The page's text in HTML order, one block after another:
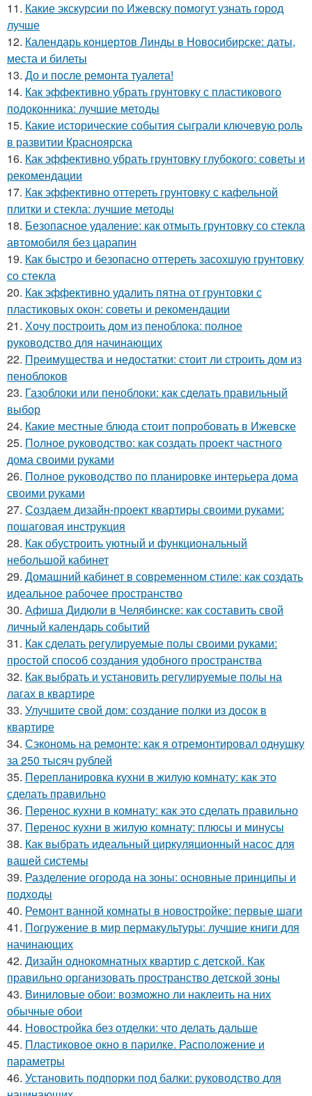
11. Какие экскурсии по Ижевску помогут узнать город
лучше
12. Календарь концертов Линды в Новосибирске: даты,
места и билеты
13. До и после ремонта туалета!
14. Как эффективно убрать грунтовку с пластикового
подоконника: лучшие методы
15. Какие исторические события сыграли ключевую роль
в развитии Красноярска
16. Как эффективно убрать грунтовку глубокого: советы и
рекомендации
17. Как эффективно оттереть грунтовку с кафельной
плитки и стекла: лучшие методы
18. Безопасное удаление: как отмыть грунтовку со стекла
автомобиля без царапин
19. Как быстро и безопасно оттереть засохшую грунтовку
со стекла
20. Как эффективно удалить пятна от грунтовки с
пластиковых окон: советы и рекомендации
21. Хочу построить дом из пеноблока: полное
руководство для начинающих
22. Преимущества и недостатки: стоит ли строить дом из
пеноблоков
23. Газоблоки или пеноблоки: как сделать правильный
выбор
24. Какие местные блюда стоит попробовать в Ижевске
25. Полное руководство: как создать проект частного
дома своими руками
26. Полное руководство по планировке интерьера дома
своими руками
27. Создаем дизайн-проект квартиры своими руками:
пошаговая инструкция
28. Как обустроить уютный и функциональный
небольшой кабинет
29. Домашний кабинет в современном стиле: как создать
идеальное рабочее пространство
30. Афиша Дидюли в Челябинске: как составить свой
личный календарь событий
31. Как сделать регулируемые полы своими руками:
простой способ создания удобного пространства
32. Как выбрать и установить регулируемые полы на
лагах в квартире
33. Улучшите свой дом: создание полки из досок в
квартире
34. Сэкономь на ремонте: как я отремонтировал однушку
за 250 тысяч рублей
35. Перепланировка кухни в жилую комнату: как это
сделать правильно
36. Перенос кухни в комнату: как это сделать правильно
37. Перенос кухни в жилую комнату: плюсы и минусы
38. Как выбрать идеальный циркуляционный насос для
вашей системы
39. Разделение огорода на зоны: основные принципы и
подходы
40. Ремонт ванной комнаты в новостройке: первые шаги
41. Погружение в мир пермакультуры: лучшие книги для
начинающих
42. Дизайн однокомнатных квартир с детской. Как
правильно организовать пространство детской зоны
43. Виниловые обои: возможно ли наклеить на них
обычные обои
44. Новостройка без отделки: что делать дальше
45. Пластиковое окно в парилке. Расположение и
параметры
46. Установить подпорки под балки: руководство для